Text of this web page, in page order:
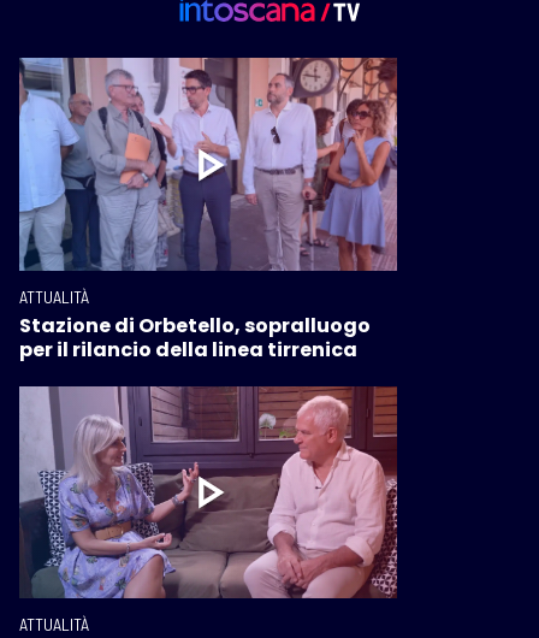
ATTUALITÀ
Stazione di Orbetello, sopralluogo
per il rilancio della linea tirrenica
ATTUALITÀ